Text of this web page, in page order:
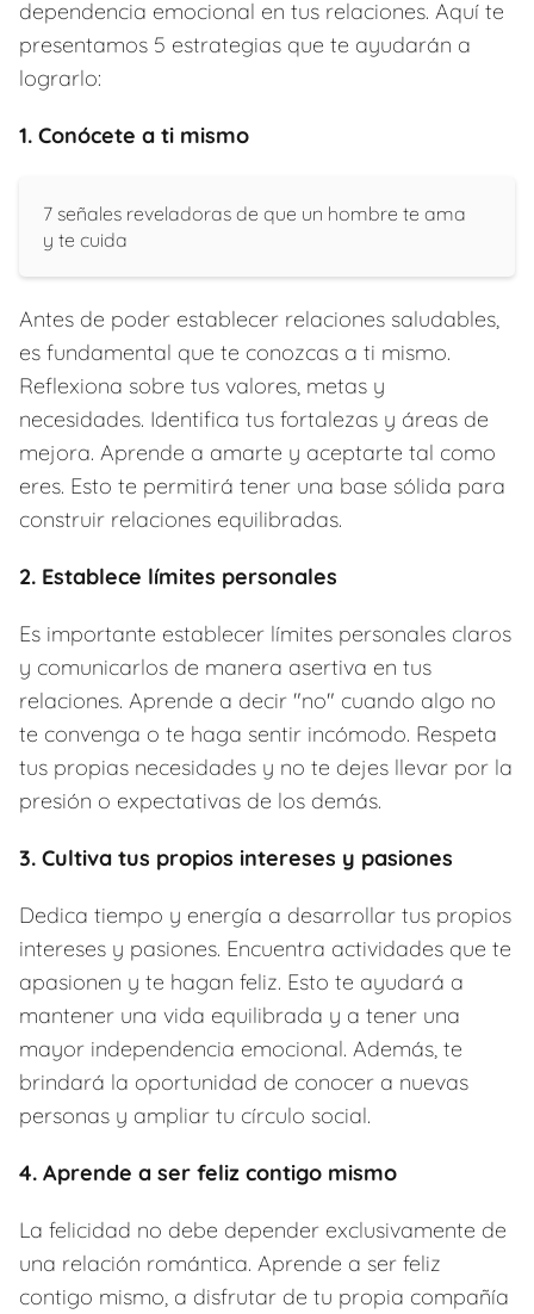
dependencia emocional en tus relaciones. Aquí te
presentamos 5 estrategias que te ayudarán a
lograrlo:
1. Conócete a ti mismo
7 señales reveladoras de que un hombre te ama
y te cuida
Antes de poder establecer relaciones saludables,
es fundamental que te conozcas a ti mismo.
Reflexiona sobre tus valores, metas y
necesidades. Identifica tus fortalezas y áreas de
mejora. Aprende a amarte y aceptarte tal como
eres. Esto te permitirá tener una base sólida para
construir relaciones equilibradas.
2. Establece límites personales
Es importante establecer límites personales claros
y comunicarlos de manera asertiva en tus
relaciones. Aprende a decir "no" cuando algo no
te convenga o te haga sentir incómodo. Respeta
tus propias necesidades y no te dejes llevar por la
presión o expectativas de los demás.
3. Cultiva tus propios intereses y pasiones
Dedica tiempo y energía a desarrollar tus propios
intereses y pasiones. Encuentra actividades que te
apasionen y te hagan feliz. Esto te ayudará a
mantener una vida equilibrada y a tener una
mayor independencia emocional. Además, te
brindará la oportunidad de conocer a nuevas
personas y ampliar tu círculo social.
4. Aprende a ser feliz contigo mismo
La felicidad no debe depender exclusivamente de
una relación romántica. Aprende a ser feliz
contigo mismo, a disfrutar de tu propia compañía